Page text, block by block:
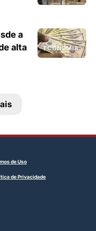
ECONOMIA
a
alta
de Uso
de Privacidade